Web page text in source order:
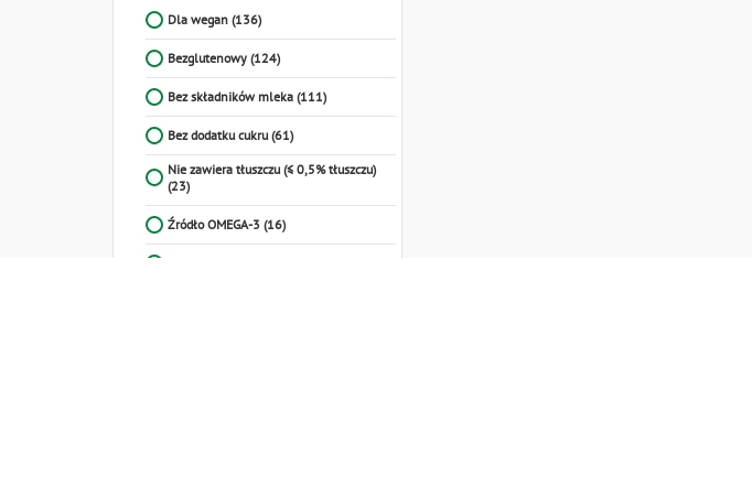
Dla wegan (136)
Bezglutenowy (124)
Bez składników mleka (111)
Bez dodatku cukru (61)
Nie zawiera tłuszczu (≤ 0,5% tłuszczu)
(23)
Źródło OMEGA-3 (16)